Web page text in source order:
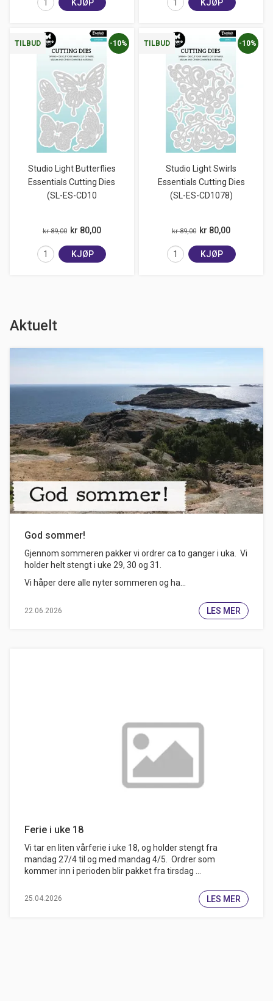
KJØP KJØP
TILBUD
Studio Light Butterflies
Essentials Cutting Dies
(SL-ES-CD10
-10%
kr 89,00 kr 80,00
KJØP
TILBUD
Studio Light Swirls
Essentials Cutting Dies
(SL-ES-CD1078)
-10%
kr 89,00 kr 80,00
KJØP
Aktuelt
God sommer!
Gjennom sommeren pakker vi ordrer ca to ganger i uka. Vi
holder helt stengt i uke 29, 30 og 31.
Vi håper dere alle nyter sommeren og ha...
22.06.2026 LES MER
Ferie i uke 18
Vi tar en liten vårferie i uke 18, og holder stengt fra
mandag 27/4 til og med mandag 4/5. Ordrer som
kommer inn i perioden blir pakket fra tirsdag ...
25.04.2026 LES MER